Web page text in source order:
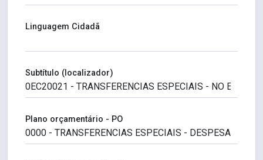
Linguagem Cidadã
Subtítulo (localizador)
Plano orçamentário - PO